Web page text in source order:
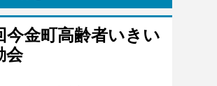
今金町高齢者いきい
会